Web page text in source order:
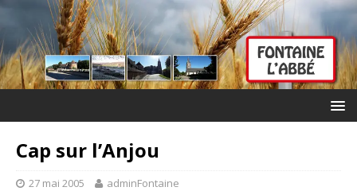
Cap sur l’Anjou
27 mai 2005 adminFontaine